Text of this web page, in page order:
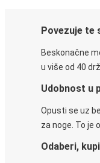
Povezuje te
Beskonačne
u više od 40
Udobnost u
Opusti se uz
za noge. To je
Odaberi,